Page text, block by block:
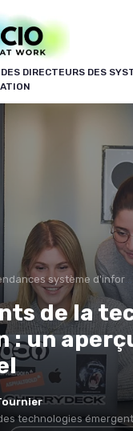
DIRECTEURS DES
système d'information
de la
: un
technologies